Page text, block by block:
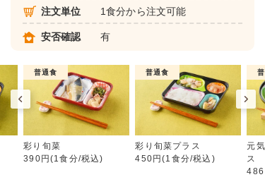
注文単位 1食分から注文可能
安否確認 有
普通食
彩り旬菜
390円(1食分/税込)
普通食
彩り旬菜プラス
450円(1食分/税込)
元
ス